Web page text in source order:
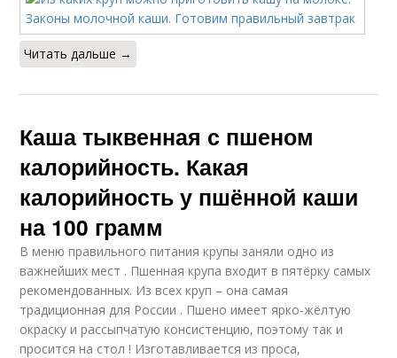
Читать дальше →
Каша тыквенная с пшеном
калорийность. Какая
калорийность у пшённой каши
на 100 грамм
В меню правильного питания крупы заняли одно из
важнейших мест . Пшенная крупа входит в пятёрку самых
рекомендованных. Из всех круп – она самая
традиционная для России . Пшено имеет ярко-жёлтую
окраску и рассыпчатую консистенцию, поэтому так и
просится на стол ! Изготавливается из проса,